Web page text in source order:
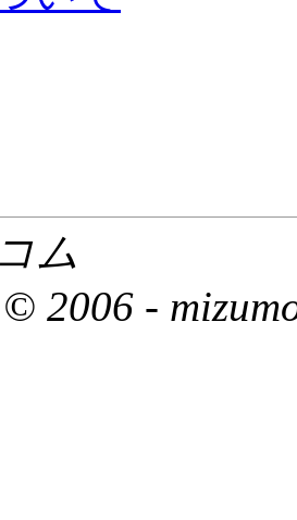
ム
2006 -